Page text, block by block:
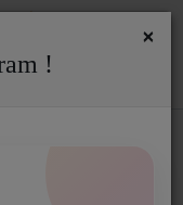
×
!